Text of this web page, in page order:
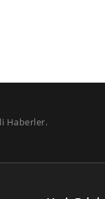
Haberler.